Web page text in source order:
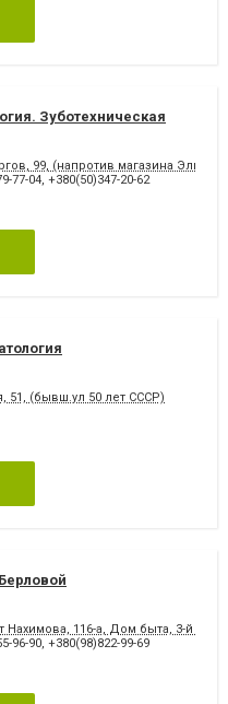
Зуботехническая
99, (напротив магазина
77-04, +380(50)347-20-62
51, (бывш.ул 50 лет СССР)
116-а, Дом быта, 3-й этаж
96-90, +380(98)822-99-69